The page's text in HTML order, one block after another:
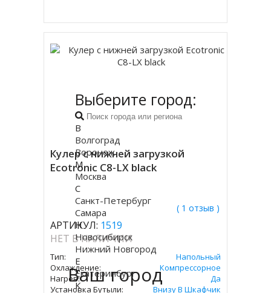
Кулер с нижней загрузкой
Ecotronic C8-LX black
( 1 отзыв )
АРТИКУЛ: 1519
НЕТ В НАЛИЧИИ
Тип:
Напольный
Охлаждение:
Компрессорное
Нагрев:
Да
Установка Бутыли:
Внизу В Шкафчик
Ваш город
Выберите город:
В
Волгоград
Воронеж
М
Москва
С
Санкт-Петербург
Самара
Н
Новосибирск
Нижний Новгород
Е
Екатеринбург
К